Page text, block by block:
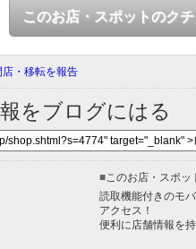
このお店・スポットのク
・移転を報告
をブログにはる
■このお店・スポッ
読取機能付きのモ
アクセス！
便利に店舗情報を